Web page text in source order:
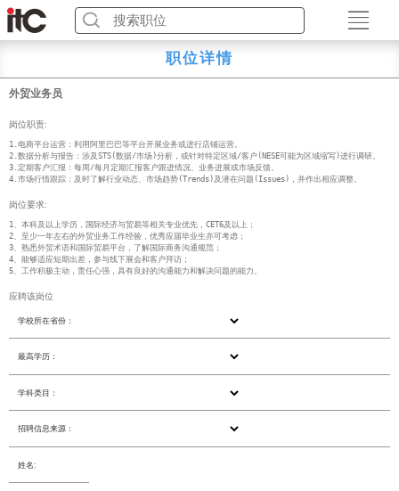
职位详情
外贸业务员
岗位职责:
1.电商平台运营：利用阿里巴巴等平台开展业务或进行店铺运营。
2.数据分析与报告：涉及STS(数据/市场)分析，或针对特定区域/客户(NESE可能为区域缩写)进行调研。
3.定期客户汇报：每周/每月定期汇报客户跟进情况、业务进展或市场反馈。
4.市场行情跟踪：及时了解行业动态、市场趋势(Trends)及潜在问题(Issues)，并作出相应调整。
岗位要求:
1、本科及以上学历，国际经济与贸易等相关专业优先，CET6及以上；
2、至少一年左右的外贸业务工作经验，优秀应届毕业生亦可考虑；
3、熟悉外贸术语和国际贸易平台，了解国际商务沟通规范；
4、能够适应短期出差，参与线下展会和客户拜访；
5、工作积极主动，责任心强，具有良好的沟通能力和解决问题的能力。
应聘该岗位
学校所在省份：
最高学历：
学科类目：
招聘信息来源：
姓名: